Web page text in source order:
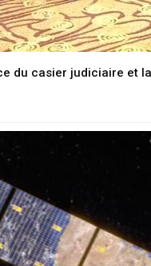
du casier judiciaire et